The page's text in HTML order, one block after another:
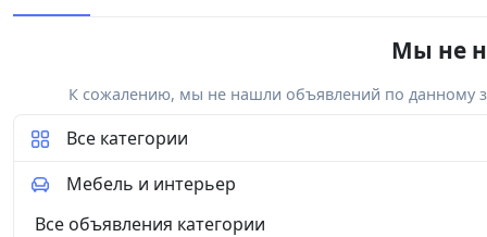
Мы не
К сожалению, мы не нашли объявлений по данному
Все категории
Мебель и интерьер
Все объявления категории